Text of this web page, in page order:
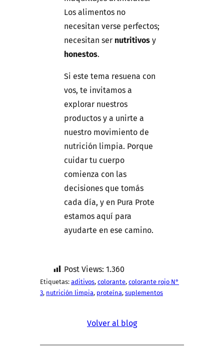
Los alimentos no
necesitan verse perfectos;
necesitan ser nutritivos y
honestos.
Si este tema resuena con
vos, te invitamos a
explorar nuestros
productos y a unirte a
nuestro movimiento de
nutrición limpia. Porque
cuidar tu cuerpo
comienza con las
decisiones que tomás
cada día, y en Pura Prote
estamos aquí para
ayudarte en ese camino.
Post Views: 1.360
Etiquetas: aditivos, colorante, colorante rojo N°
3, nutrición limpia, proteína, suplementos
Volver al blog